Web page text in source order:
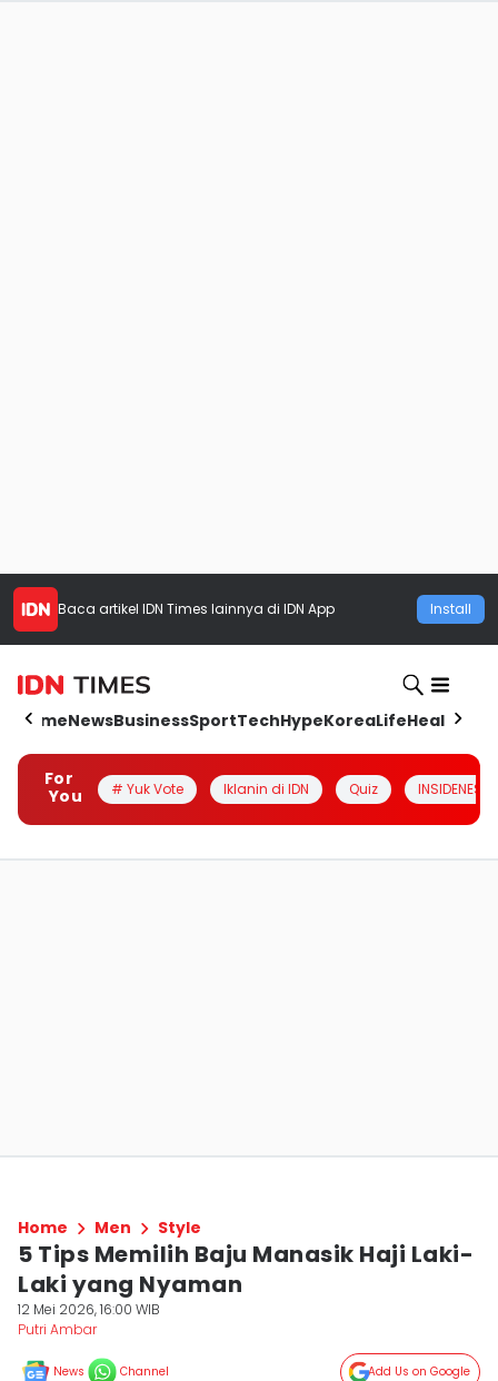
Baca artikel IDN Times lainnya di IDN App Install
HomeNewsBusinessSportTechHypeKoreaLifeHealth
For
You
# Yuk Vote Iklanin di IDN Quiz INSIDENESIA
Home Men Style
5 Tips Memilih Baju Manasik Haji Laki-
Laki yang Nyaman
12 Mei 2026, 16:00 WIB
Putri Ambar
News Channel Add Us on Google